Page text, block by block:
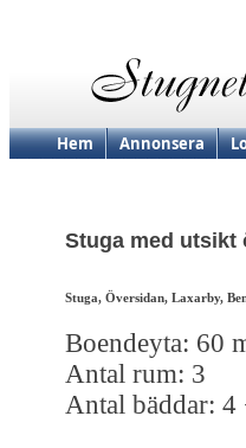
Hem Annonsera
Stuga med utsikt
Stuga, Översidan, Laxarby,
Boendeyta: 60
Antal rum: 3
Antal bäddar: 4